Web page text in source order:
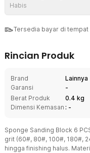
Habis
Tersedia bayar di tempat
Rincian Produk
Brand
Lainnya
Garansi
-
Berat Produk
0.4 kg
Dimensi Kemasan : -
Sponge Sanding Block 6
grit (60#, 80#, 100#, 180#,
hingga finishing halus.